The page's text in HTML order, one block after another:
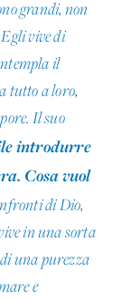
grandi, non
vive di
il
tutto a loro,
Il suo
introdurre
Cosa vuol
di Dio,
in una sorta
una purezza
e